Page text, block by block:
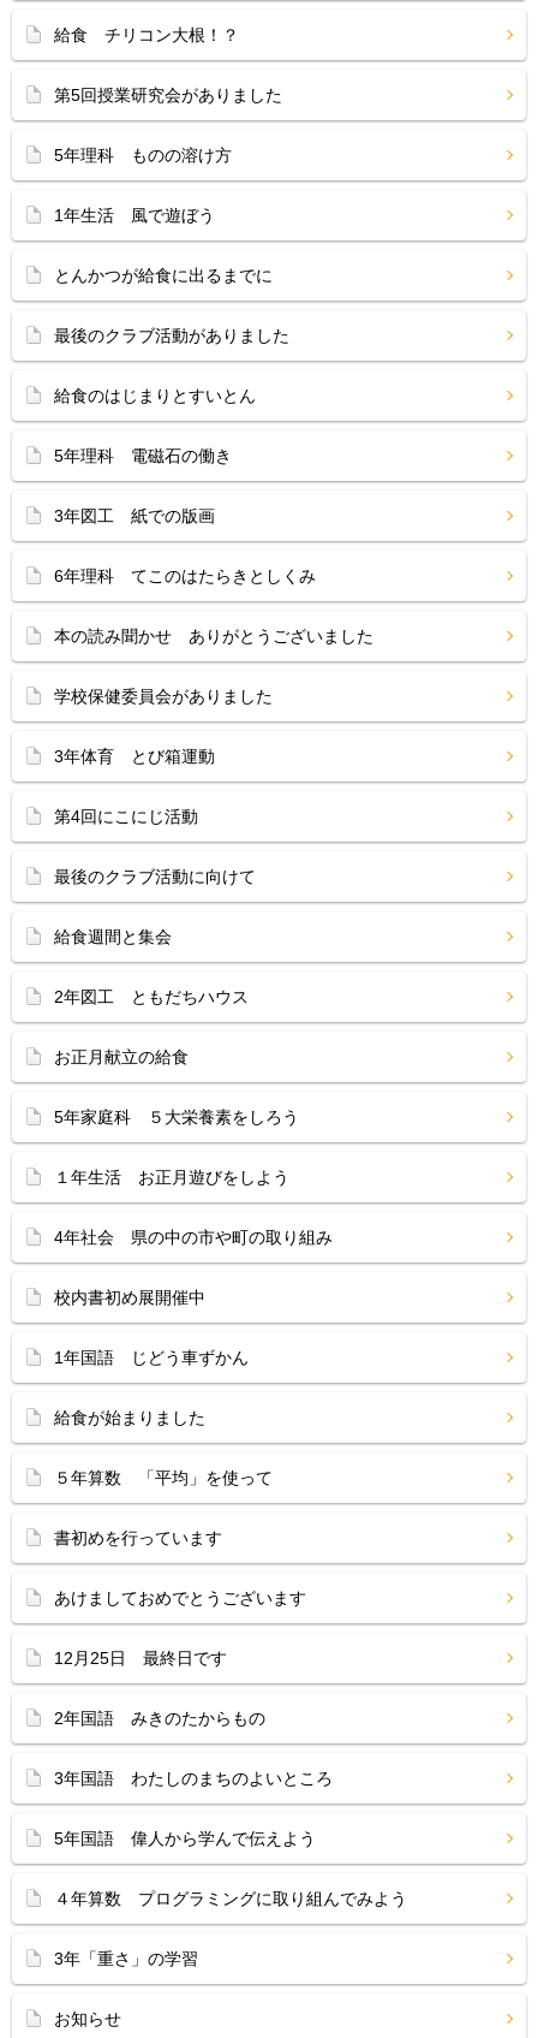
給食 チリコン大根！？
第5回授業研究会がありました
5年理科 ものの溶け方
1年生活 風で遊ぼう
とんかつが給食に出るまでに
最後のクラブ活動がありました
給食のはじまりとすいとん
5年理科 電磁石の働き
3年図工 紙での版画
6年理科 てこのはたらきとしくみ
本の読み聞かせ ありがとうございました
学校保健委員会がありました
3年体育 とび箱運動
第4回にこにじ活動
最後のクラブ活動に向けて
給食週間と集会
2年図工 ともだちハウス
お正月献立の給食
5年家庭科 ５大栄養素をしろう
１年生活 お正月遊びをしよう
4年社会 県の中の市や町の取り組み
校内書初め展開催中
1年国語 じどう車ずかん
給食が始まりました
５年算数 「平均」を使って
書初めを行っています
あけましておめでとうございます
12月25日 最終日です
2年国語 みきのたからもの
3年国語 わたしのまちのよいところ
5年国語 偉人から学んで伝えよう
４年算数 プログラミングに取り組んでみよう
3年「重さ」の学習
お知らせ